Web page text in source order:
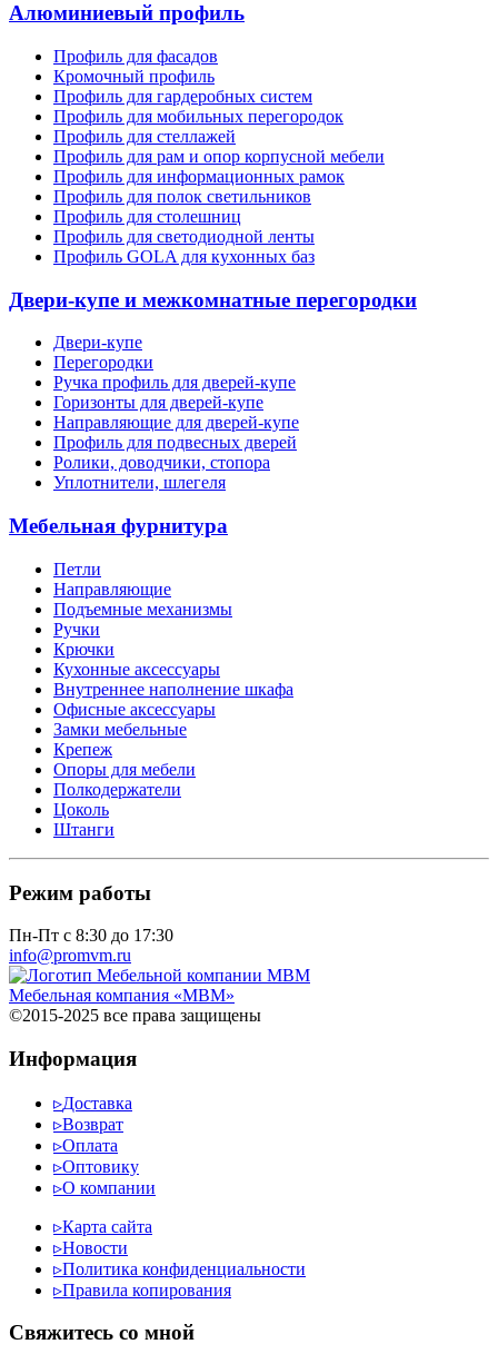
Алюминиевый профиль
Профиль для фасадов
Кромочный профиль
Профиль для гардеробных систем
Профиль для мобильных перегородок
Профиль для стеллажей
Профиль для рам и опор корпусной мебели
Профиль для информационных рамок
Профиль для полок светильников
Профиль для столешниц
Профиль для светодиодной ленты
Профиль GOLA для кухонных баз
Двери-купе и межкомнатные перегородки
Двери-купе
Перегородки
Ручка профиль для дверей-купе
Горизонты для дверей-купе
Направляющие для дверей-купе
Профиль для подвесных дверей
Ролики, доводчики, стопора
Уплотнители, шлегеля
Мебельная фурнитура
Петли
Направляющие
Подъемные механизмы
Ручки
Крючки
Кухонные аксессуары
Внутреннее наполнение шкафа
Офисные аксессуары
Замки мебельные
Крепеж
Опоры для мебели
Полкодержатели
Цоколь
Штанги
Режим работы
Пн-Пт с 8:30 до 17:30
info@promvm.ru
Мебельная компания «МВМ»
©2015-2025 все права защищены
Информация
▹Доставка
▹Возврат
▹Оплата
▹Оптовику
▹О компании
▹Карта сайта
▹Новости
▹Политика конфиденциальности
▹Правила копирования
Cвяжитесь со мной